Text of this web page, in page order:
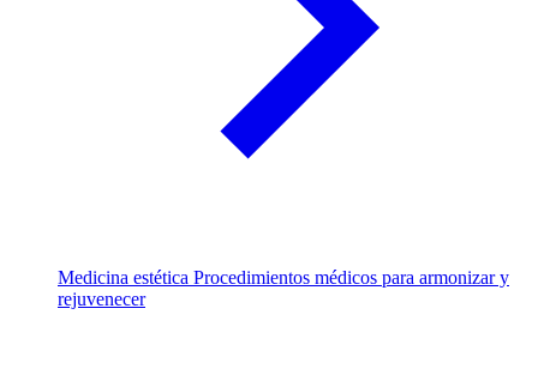
Medicina estética Procedimientos médicos para armonizar y
rejuvenecer